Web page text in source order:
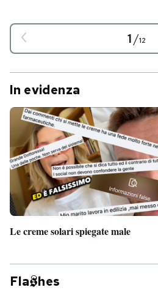
1/12
In evidenza
Le creme solari spiegate male
Fla hes